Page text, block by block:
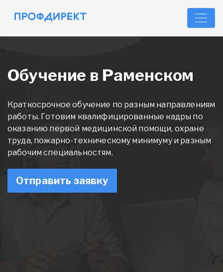
Обучение в Раменском
Краткосрочное обучение по разным направлениям
работы. Готовим квалифицированные кадры по
оказанию первой медицинской помощи, охране
труда, пожарно-техническому минимуму и разным
рабочим специальностям.
Отправить заявку